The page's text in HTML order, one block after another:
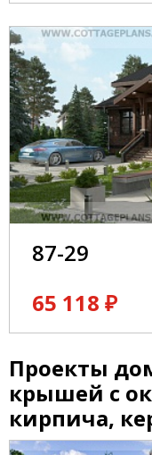
87-29
65 118 ₽
Проекты
крышей с
кирпича,